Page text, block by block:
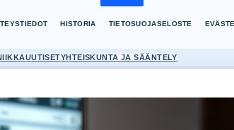
HISTORIA TIETOSUOJASELOSTE
UUTISETYHTEISKUNTA JA SÄÄNTELY